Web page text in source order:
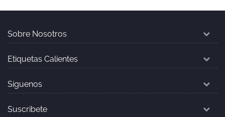
Sobre Nosotros
Etiquetas Calientes
Síguenos
Suscribete